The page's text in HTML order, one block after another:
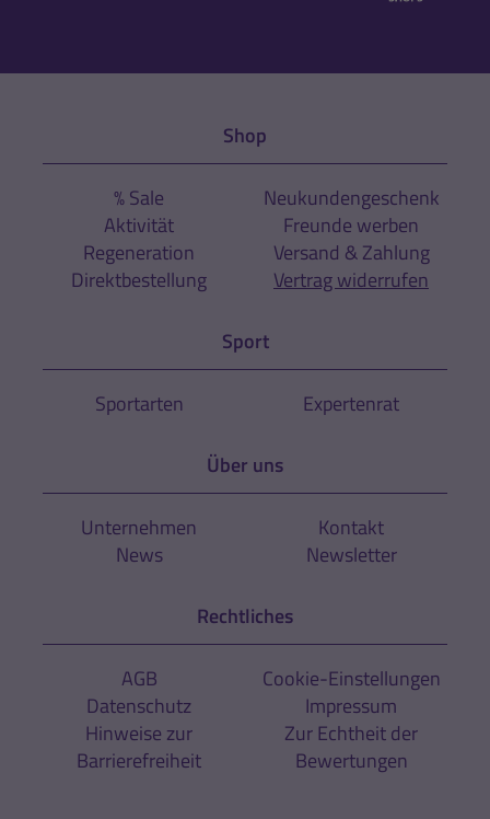
Shop
% Sale
Aktivität
Regeneration
Direktbestellung
Neukundengeschenk
Freunde werben
Versand & Zahlung
Vertrag widerrufen
Sport
Sportarten Expertenrat
Über uns
Unternehmen
News
Kontakt
Newsletter
Rechtliches
AGB
Datenschutz
Hinweise zur
Barrierefreiheit
Cookie-Einstellungen
Impressum
Zur Echtheit der
Bewertungen